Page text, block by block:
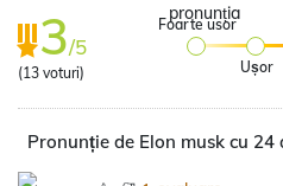
3/5
(13 voturi)
Foarte usor
Ușor
Pronunție de Elon musk cu